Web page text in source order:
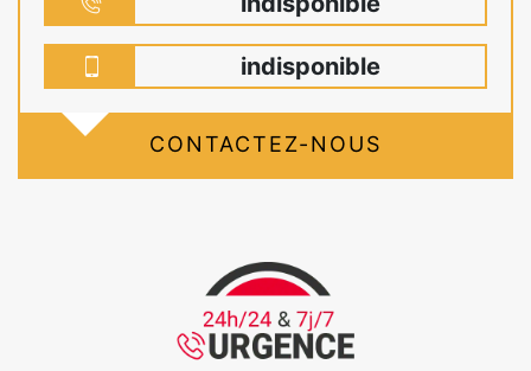
indisponible
CONTACTEZ-NOUS